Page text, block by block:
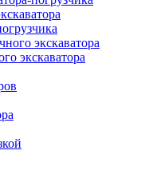
экскаватора
экскаватора